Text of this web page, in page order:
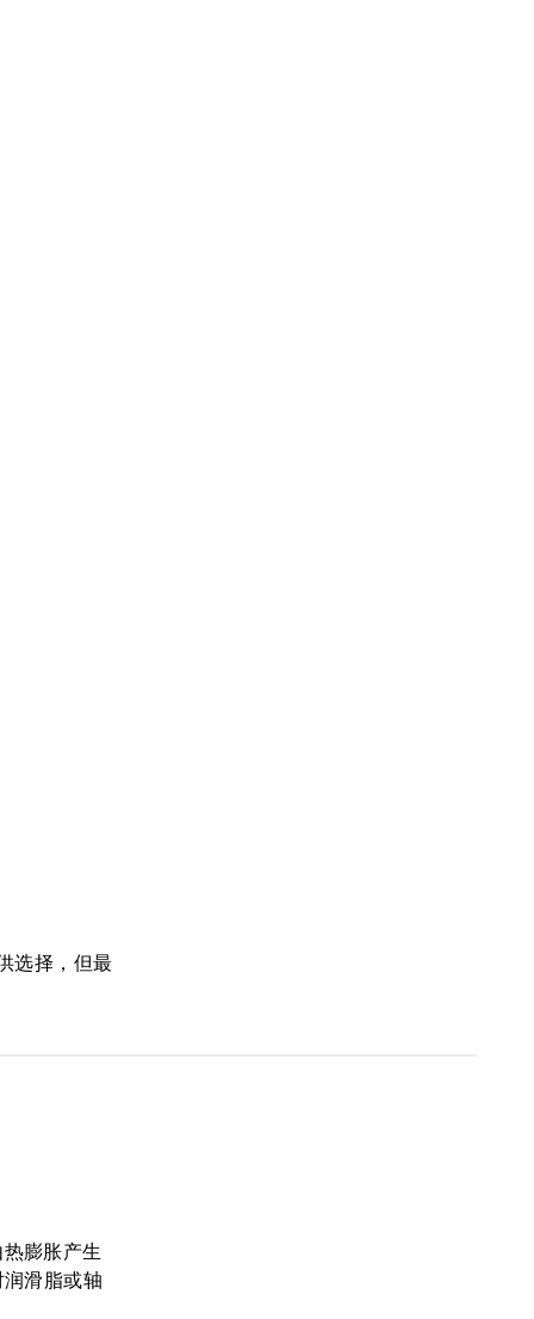
选择，但最
膨胀产生
滑脂或轴